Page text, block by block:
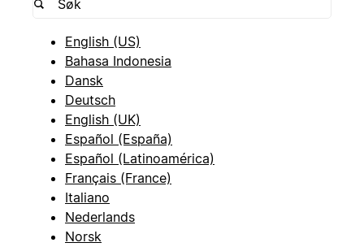
English (US)
Bahasa Indonesia
Dansk
Deutsch
English (UK)
Español (España)
Español (Latinoamérica)
Français (France)
Italiano
Nederlands
Norsk